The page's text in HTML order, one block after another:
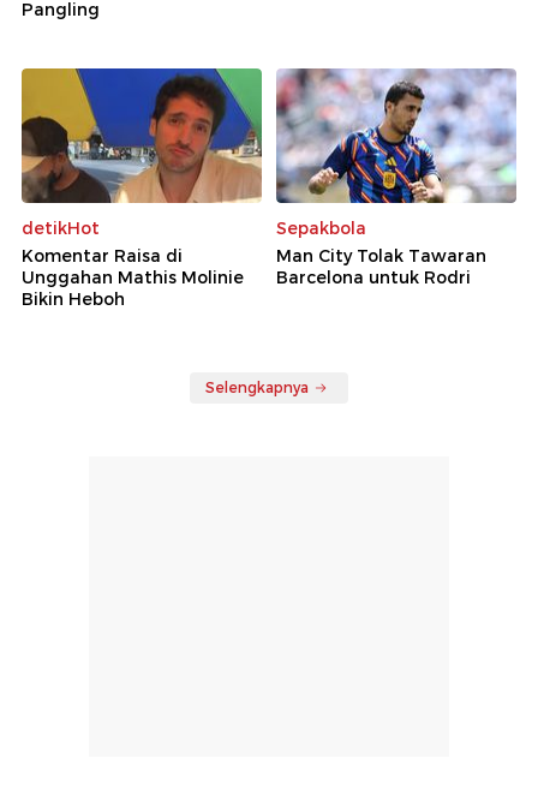
Pangling
detikHot
Komentar Raisa di
Unggahan Mathis Molinie
Bikin Heboh
Sepakbola
Man City Tolak Tawaran
Barcelona untuk Rodri
Selengkapnya